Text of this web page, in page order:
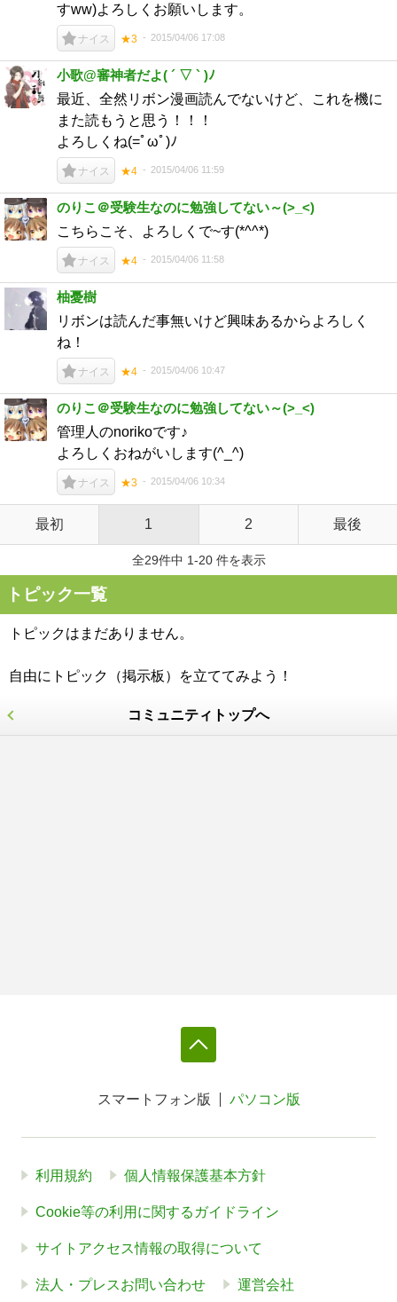
すww)よろしくお願いします。
ナイス ★3 2015/04/06 17:08
小歌@審神者だよ( ´ ▽ ` )ﾉ
最近、全然リボン漫画読んでないけど、これを機に
また読もうと思う！！！
よろしくね(=ﾟωﾟ)ﾉ
ナイス ★4 2015/04/06 11:59
のりこ＠受験生なのに勉強してない～(>_<)
こちらこそ、よろしくで~す(*^^*)
ナイス ★4 2015/04/06 11:58
柚憂樹
リボンは読んだ事無いけど興味あるからよろしく
ね！
ナイス ★4 2015/04/06 10:47
のりこ＠受験生なのに勉強してない～(>_<)
管理人のnorikoです♪
よろしくおねがいします(^_^)
ナイス ★3 2015/04/06 10:34
最初 1 2 最後
全29件中 1-20 件を表示
トピック一覧
トピックはまだありません。
自由にトピック（掲示板）を立ててみよう！
コミュニティトップへ
スマートフォン版 パソコン版
利用規約 個人情報保護基本方針
Cookie等の利用に関するガイドライン
サイトアクセス情報の取得について
法人・プレスお問い合わせ 運営会社